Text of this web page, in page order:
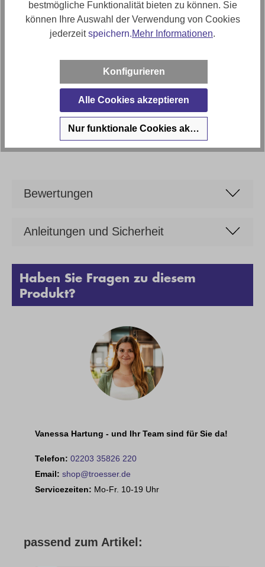
Artikel Bezeichnung
Night & Day Schlafsofa Alpha Plus
Bettfunktion, optional: Armlehnfunktion
Night & Day
Bewertungen
Anleitungen und Sicherheit
Haben Sie Fragen zu diesem
Produkt?
Vanessa Hartung - und Ihr Team sind für Sie da!
Telefon: 02203 35826 220
Email: shop@troesser.de
Servicezeiten: Mo-Fr. 10-19 Uhr
passend zum Artikel:
bestmögliche Funktionalität bieten zu können. Sie
können Ihre Auswahl der Verwendung von Cookies
jederzeitspeichern.Mehr Informationen.
Konfigurieren
Alle Cookies akzeptieren
Nur funktionale Cookies akzeptieren